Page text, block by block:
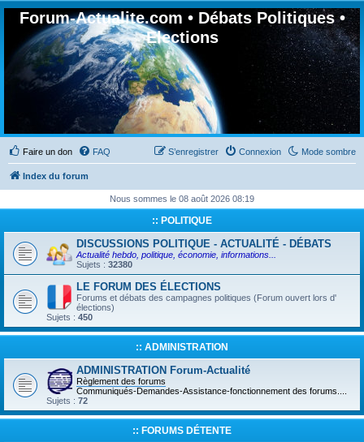
Forum-Actualite.com • Débats Politiques •
Elections
Faire un don Mode sombre
FAQ Connexion
S’enregistrer
Index du forum
Nous sommes le 08 août 2026 08:19
:: POLITIQUE
DISCUSSIONS POLITIQUE - ACTUALITÉ - DÉBATS
Actualité hebdo, politique, économie, informations...
Sujets : 32380
LE FORUM DES ÉLECTIONS
Forums et débats des campagnes politiques (Forum ouvert lors d'
élections)
Sujets : 450
:: ADMINISTRATION
ADMINISTRATION Forum-Actualité
Règlement des forums
Communiqués-Demandes-Assistance-fonctionnement des forums....
Sujets : 72
:: FORUMS DÉTENTE